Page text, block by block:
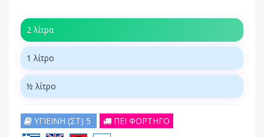
2 λίτρα
1 λίτρο
½ λίτρο
ΥΓΙΕΙΝΗ (ΣΤ) 5 ΠΕΙ ΦΟΡΤΗΓΟ